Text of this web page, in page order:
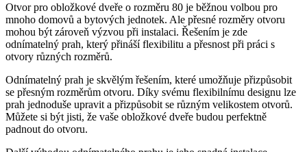
Otvor pro obložkové dveře o rozměru 80 je běžnou volbou pro
mnoho domovů a bytových jednotek. Ale přesné rozměry otvoru
mohou být zároveň výzvou při instalaci. Řešením je zde
odnímatelný prah, který přináší flexibilitu a přesnost při práci s
otvory různých rozměrů.
Odnímatelný prah je skvělým řešením, které umožňuje přizpůsobit
se přesným rozměrům otvoru. Díky svému flexibilnímu designu lze
prah jednoduše upravit a přizpůsobit se různým velikostem otvorů.
Můžete si být jisti, že vaše obložkové dveře budou perfektně
padnout do otvoru.